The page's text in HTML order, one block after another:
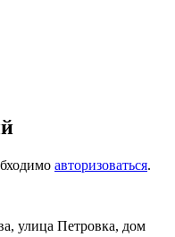
авторизоваться.
улица Петровка, дом